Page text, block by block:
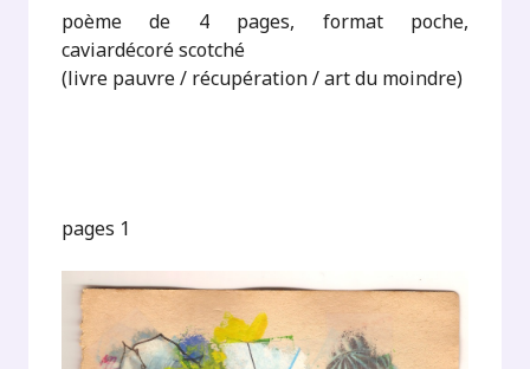
poème de 4 pages, format poche,
caviardécoré scotché
(livre pauvre / récupération / art du moindre)
pages 1